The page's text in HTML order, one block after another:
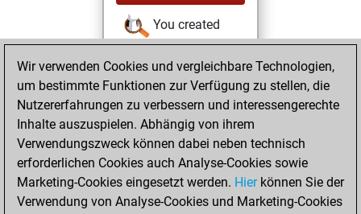
You created
your Studies account
Studies
Sonntag,
Januar 19, 2025
You won
against Fritz
Fritz
Donnerstag,
Januar 2, 2025
Wir verwenden Cookies und vergleichbare Technologien,
um bestimmte Funktionen zur Verfügung zu stellen, die
Nutzererfahrungen zu verbessern und interessengerechte
Inhalte auszuspielen. Abhängig von ihrem
Verwendungszweck können dabei neben technisch
erforderlichen Cookies auch Analyse-Cookies sowie
Marketing-Cookies eingesetzt werden. Hierkönnen Sie der
Verwendung von Analyse-Cookies und Marketing-Cookies